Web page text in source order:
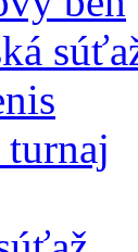
turnaj